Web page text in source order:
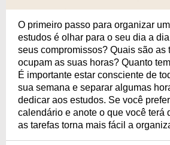
O primeiro passo para organizar
estudos é olhar para o seu dia a
seus compromissos? Quais são as
ocupam as suas horas? Quanto
É importante estar consciente de
sua semana e separar algumas
dedicar aos estudos. Se você
calendário e anote o que você terá
as tarefas torna mais fácil a